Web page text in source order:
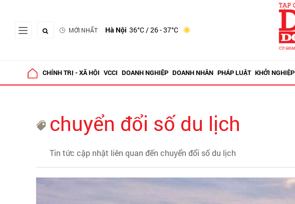
MỚI NHẤT Hà Nội 36°C/ 26 - 37°C
CHÍNH TRỊ - XÃ HỘI VCCI DOANH NGHIỆP DOANH NHÂN PHÁP LUẬT KHỞI NGHIỆP
chuyển đổi số du lịch
Tin tức cập nhật liên quan đến chuyển đổi số du lịch